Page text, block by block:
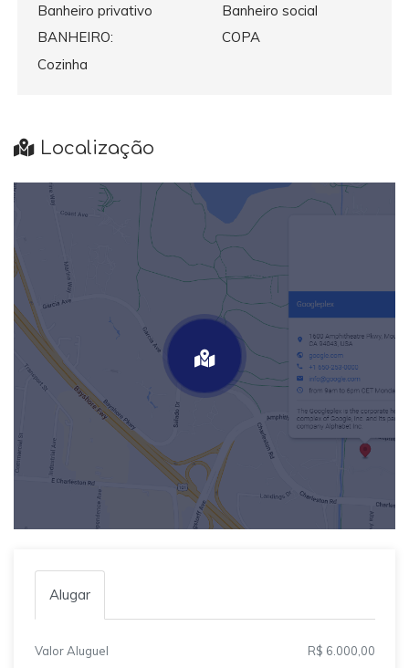
Banheiro privativo
Banheiro social
BANHEIRO:
COPA
Cozinha
Localização
Alugar
Valor Aluguel R$ 6.000,00